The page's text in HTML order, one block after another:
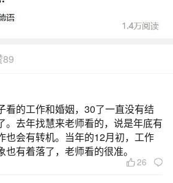
解梦中通常预示事业、财运、
可能出现波动，具体含义需结
断。1.事业与财运若梦中丢钱
丢钱后无感，可能暗示对物质
而利于事业发展。2.人际关系
他人因利益产生矛
什么意思梦见丢钱有什么预兆
89
看的工作和婚姻，30了一直没有结
。去年找慧来老师看的，说是年底有
也会有转机。当年的12月初，工作
也有着落了，老师看的很准。
26